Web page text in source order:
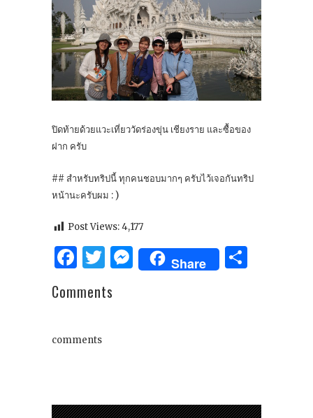
ปิดท้ายด้วยแวะเที่ยววัดร่องขุ่น เชียงราย และซื้อของ
ฝาก ครับ
## สำหรับทริปนี้ ทุกคนชอบมากๆ ครับไว้เจอกันทริป
หน้านะครับผม : )
Post Views:4,177
Facebook
Twitter
Messenger
Share
Comments
comments